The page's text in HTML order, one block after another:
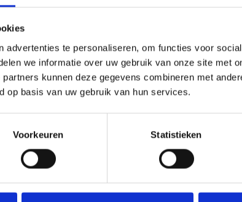
advertenties te personaliseren, om functies voor
we informatie over uw gebruik van onze site met
kunnen deze gegevens combineren met
op basis van uw gebruik van hun services.
Voorkeuren Statistieken
met derden gedeeld. In enkele gevallen kan de
is afgestemd op het gebruik van en de
site, kunnen leiden tot wijzigingen in deze